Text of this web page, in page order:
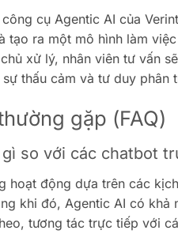
cụ Agentic AI của
tạo ra một mô hình làm
xử lý, nhân viên tư vấn
thấu cảm và tư duy phân
gặp (FAQ)
so với các chatbot
hoạt động dựa trên các
khi đó, Agentic AI có
tương tác trực tiếp với